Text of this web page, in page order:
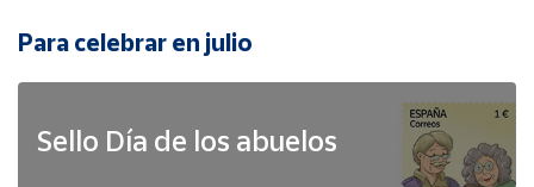
Para celebrar en julio
Sello Día de los abuelos